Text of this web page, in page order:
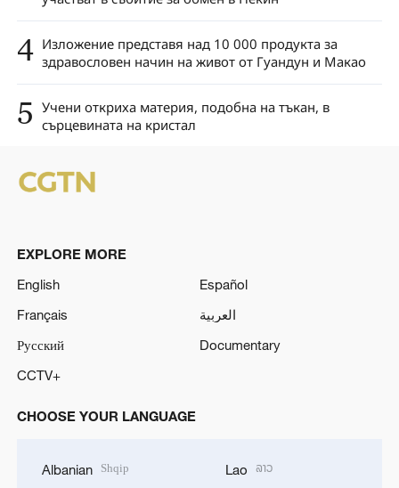
4 Изложение представя над 10 000 продукта за
здравословен начин на живот от Гуандун и Макао
5 Учени откриха материя, подобна на тъкан, в
сърцевината на кристал
EXPLORE MORE
English
Español
Français
العربية
Русский
Documentary
CCTV+
CHOOSE YOUR LANGUAGE
Albanian Shqip Lao ລາວ